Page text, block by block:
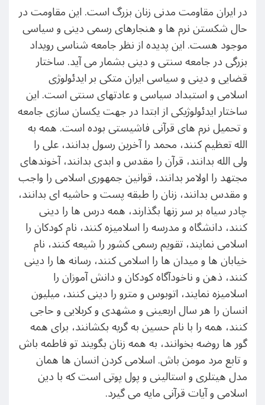
در ایران مقاومت مدنی زنان بزرگ است. این مقاومت در
حال شکستن نرم ها و هنجارهای رسمی دینی و سیاسی
موجود هست. این پدیده از نظر جامعه شناسی رویداد
بزرگی در جامعه سنتی و دینی بشمار می آید. ساختار
قضایی و دینی و سیاسی ایران متکی بر ایدئولوژی
اسلامی و استبداد سیاسی و عادتهای سنتی است. این
ساختار ایدئولوژیکی از ابتدا در جهت یکسان سازی جامعه
و تحمیل نرم های قرآنی فاشیستی بوده است. همه به
الله تعظیم کنند، محمد را آخرین رسول بدانند، علی را
ولی الله بدانند، قرآن را مقدس و ابدی بدانند، آخوندهای
مجتهد را اولامر بدانند، قوانین جمهوری اسلامی را واجب
و مقدس بدانند، زنان را طبقه پست و حاشیه ای بدانند،
چادر سیاه بر سر زنها بگذارند، همه درس ها را دینی
کنند، دانشگاه و مدرسه را اسلامیزه کنند، نام کودکان را
اسلامی نمایند، تقویم رسمی کشور را شیعه کنند، نام
خیابان ها و میدان ها را اسلامی کنند، رسانه ها را دینی
کنند، ذهن و ناخودآگاه کودکان و دانش آموزان را
اسلامیزه نمایند، اتوبوس و مترو را دینی کنند، میلیون
انسان را هر سال اربعینی و مشهدی و کربلایی و حاجی
کنند، همه را با نام حسین به گریه بکشانند، برای همه
گور ها روضه بخوانند، به همه زنان بگویند تو فاطمه باش
و تابع مرد مومن باش. اسلامی کردن انسان ها همان
مدل هیتلری و استالینی و پول پوتی است که با دین
اسلامی و آیات قرآنی مایه می گیرد.